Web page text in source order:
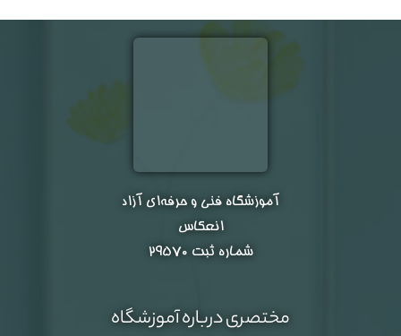
آموزشگاه فنی و حرفه‌ای آزاد
انعکاس
شماره ثبت ۲۹۵۷۰
مختصری درباره آموزشگاه